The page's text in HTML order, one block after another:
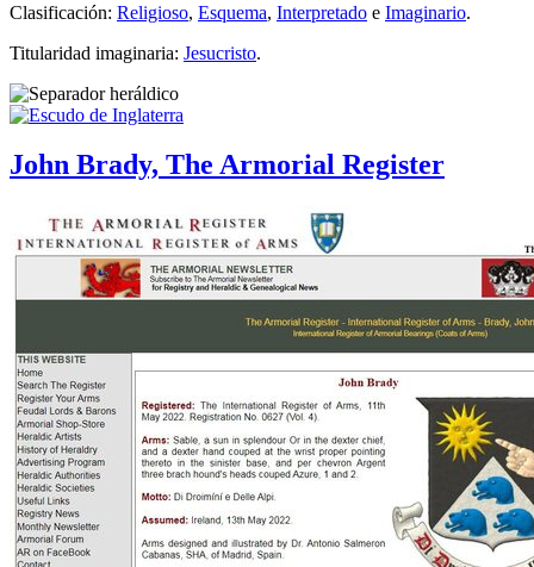
Clasificación: Religioso, Esquema, Interpretado e Imaginario.
Titularidad imaginaria: Jesucristo.
John Brady, The Armorial Register